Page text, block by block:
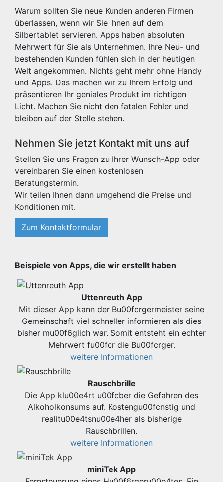
Warum sollten Sie neue Kunden anderen Firmen
überlassen, wenn wir Sie Ihnen auf dem
Silbertablet servieren. Apps haben absoluten
Mehrwert für Sie als Unternehmen. Ihre Neu- und
bestehenden Kunden fühlen sich in der heutigen
Welt angekommen. Nichts geht mehr ohne Handy
und Apps. Das machen wir zu Ihrem Erfolg und
präsentieren Ihr geniales Produkt im richtigen
Licht. Machen Sie nicht den fatalen Fehler und
bleiben auf der Stelle stehen.
Nehmen Sie jetzt Kontakt mit uns auf
Stellen Sie uns Fragen zu Ihrer Wunsch-App oder
vereinbaren Sie einen kostenlosen
Beratungstermin.
Wir teilen Ihnen dann umgehend die Preise und
Konditionen mit.
Zum Kontaktformular
Beispiele von Apps, die wir erstellt haben
Uttenreuth App
Mit dieser App kann der Bu00fcrgermeister seine
Gemeinschaft viel schneller informieren als dies
bisher mu00f6glich war. Somit entsteht ein echter
Mehrwert fu00fcr die Bu00fcrger.
weitere Informationen
Rauschbrille
Die App klu00e4rt u00fcber die Gefahren des
Alkoholkonsums auf. Kostengu00fcnstig und
realitu00e4tsnu00e4her als bisherige
Rauschbrillen.
weitere Informationen
miniTek App